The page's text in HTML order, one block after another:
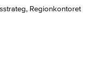
Regionkontoret